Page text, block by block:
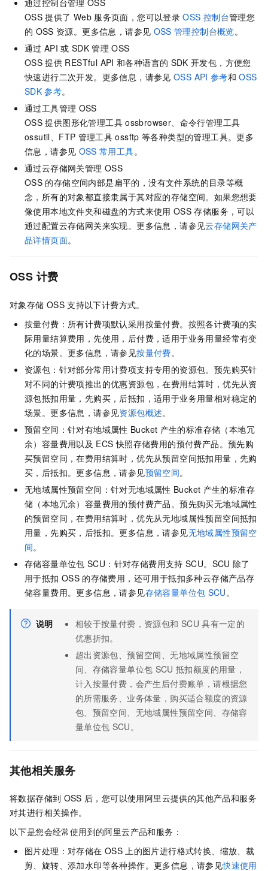
通过控制台管理 OSS
OSS 提供了 Web 服务页面，您可以登录 OSS 控制台管理您
的 OSS 资源。更多信息，请参见 OSS 管理控制台概览。
通过 API 或 SDK 管理 OSS
OSS 提供 RESTful API 和各种语言的 SDK 开发包，方便您
快速进行二次开发。更多信息，请参见 OSS API 参考和 OSS
SDK 参考。
通过工具管理 OSS
OSS 提供图形化管理工具 ossbrowser、命令行管理工具
ossutil、FTP 管理工具 ossftp 等各种类型的管理工具。更多
信息，请参见 OSS 常用工具。
通过云存储网关管理 OSS
OSS 的存储空间内部是扁平的，没有文件系统的目录等概
念，所有的对象都直接隶属于其对应的存储空间。如果您想要
像使用本地文件夹和磁盘的方式来使用 OSS 存储服务，可以
通过配置云存储网关来实现。更多信息，请参见云存储网关产
品详情页面。
OSS 计费
对象存储 OSS 支持以下计费方式。
按量付费：所有计费项默认采用按量付费。按照各计费项的实
际用量结算费用，先使用，后付费，适用于业务用量经常有变
化的场景。更多信息，请参见按量付费。
资源包：针对部分常用计费项支持专用的资源包。预先购买针
对不同的计费项推出的优惠资源包，在费用结算时，优先从资
源包抵扣用量，先购买，后抵扣，适用于业务用量相对稳定的
场景。更多信息，请参见资源包概述。
预留空间：针对有地域属性 Bucket 产生的标准存储（本地冗
余）容量费用以及 ECS 快照存储费用的预付费产品。预先购
买预留空间，在费用结算时，优先从预留空间抵扣用量，先购
买，后抵扣。更多信息，请参见预留空间。
无地域属性预留空间：针对无地域属性 Bucket 产生的标准存
储（本地冗余）容量费用的预付费产品。预先购买无地域属性
的预留空间，在费用结算时，优先从无地域属性预留空间抵扣
用量，先购买，后抵扣。更多信息，请参见无地域属性预留空
间。
存储容量单位包 SCU：针对存储费用支持 SCU。SCU 除了
用于抵扣 OSS 的存储费用，还可用于抵扣多种云存储产品存
储容量费用。更多信息，请参见存储容量单位包 SCU 。
说明 相较于按量付费，资源包和 SCU 具有一定的
优惠折扣。
超出资源包、预留空间、无地域属性预留空
间、 存储容量单位包 SCU 抵扣额度的用量，
计入按量付费，会产生后付费账单，请根据您
的所需服务、业务体量，购买适合额度的资源
包、 预留空间、无地域属性预留空间、 存储容
量单位包 SCU。
其他相关服务
将数据存储到 OSS 后，您可以使用阿里云提供的其他产品和服务
对其进行相关操作。
以下是您会经常使用到的阿里云产品和服务：
图片处理：对存储在 OSS 上的图片进行格式转换、缩放、裁
剪、旋转、添加水印等各种操作。更多信息，请参见快速使用